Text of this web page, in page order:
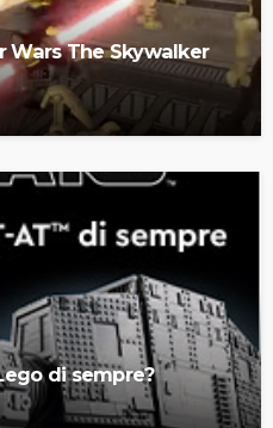
Wars The Skywalker
di sempre?